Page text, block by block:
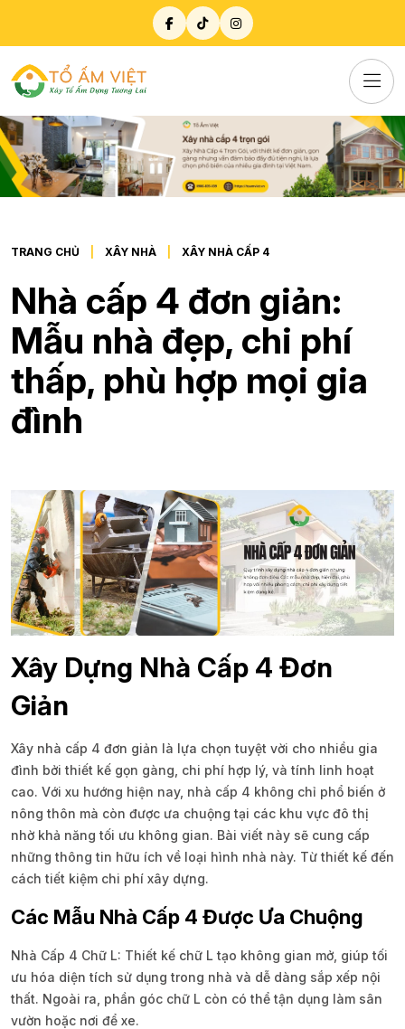
TRANG CHỦ XÂY NHÀ XÂY NHÀ CẤP 4
Nhà cấp 4 đơn giản:
Mẫu nhà đẹp, chi phí
thấp, phù hợp mọi gia
đình
Xây Dựng Nhà Cấp 4 Đơn
Giản
Xây nhà cấp 4 đơn giản là lựa chọn tuyệt vời cho nhiều gia
đình bởi thiết kế gọn gàng, chi phí hợp lý, và tính linh hoạt
cao. Với xu hướng hiện nay, nhà cấp 4 không chỉ phổ biến ở
nông thôn mà còn được ưa chuộng tại các khu vực đô thị
nhờ khả năng tối ưu không gian. Bài viết này sẽ cung cấp
những thông tin hữu ích về loại hình nhà này. Từ thiết kế đến
cách tiết kiệm chi phí xây dựng.
Các Mẫu Nhà Cấp 4 Được Ưa Chuộng
Nhà Cấp 4 Chữ L: Thiết kế chữ L tạo không gian mở, giúp tối
ưu hóa diện tích sử dụng trong nhà và dễ dàng sắp xếp nội
thất. Ngoài ra, phần góc chữ L còn có thể tận dụng làm sân
vườn hoặc nơi để xe.